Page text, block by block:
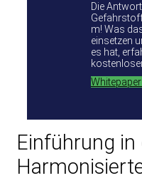
Die
m! Was
einsetzen
es hat,
Einführung in